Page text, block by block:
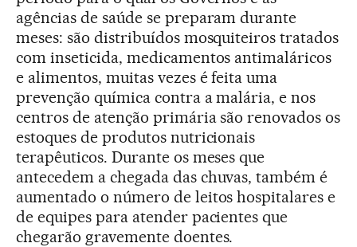
agências de saúde se preparam durante
meses: são distribuídos mosquiteiros tratados
com inseticida, medicamentos antimaláricos
e alimentos, muitas vezes é feita uma
prevenção química contra a malária, e nos
centros de atenção primária são renovados os
estoques de produtos nutricionais
terapêuticos. Durante os meses que
antecedem a chegada das chuvas, também é
aumentado o número de leitos hospitalares e
de equipes para atender pacientes que
chegarão gravemente doentes.